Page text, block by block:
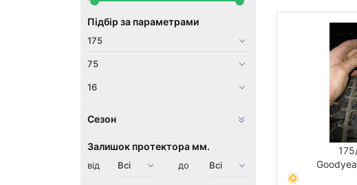
Підбір за параметрами
Сезон
Залишок протектора мм.
від до